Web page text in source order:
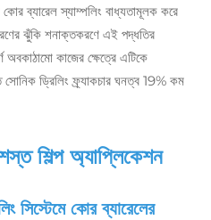
কোর ব্যারেল স্যাম্পলিং বাধ্যতামূলক করে
ঝুঁকি শনাক্তকরণে এই পদ্ধতির
কাজের ক্ষেত্রে এটিকে
সোনিক ড্রিলিং ফ্র্যাকচার ঘনত্ব 19% কম
শিল্প অ্যাপ্লিকেশন
সিস্টেমে কোর ব্যারেলের